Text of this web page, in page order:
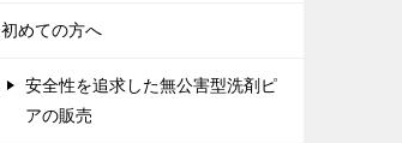
初めての方へ
安全性を追求した無公害型洗剤ピ
アの販売